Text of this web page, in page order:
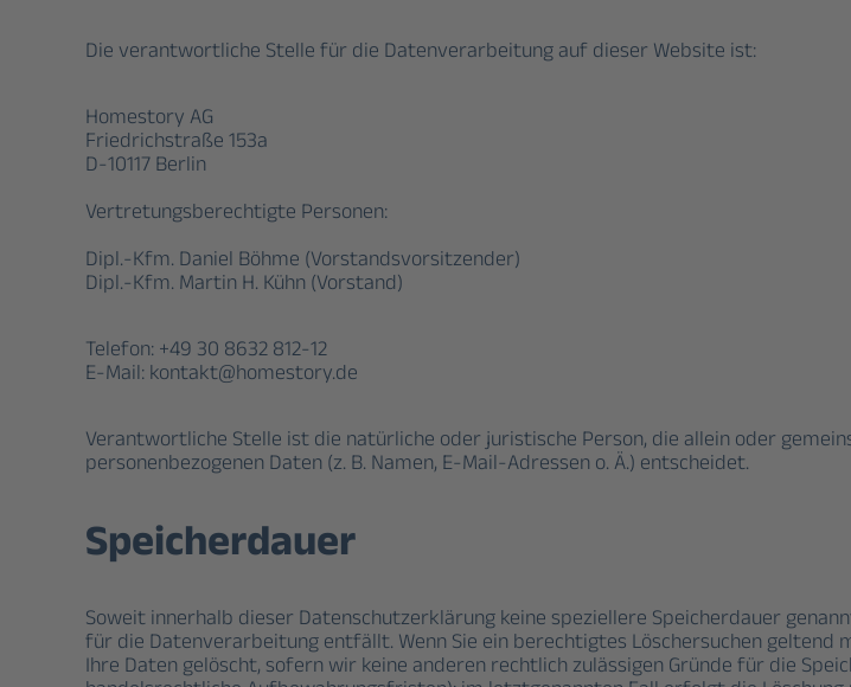
Die verantwortliche Stelle für die Datenverarbeitung auf dieser Website ist:
Homestory AG
Friedrichstraße 153a
D-10117 Berlin
Vertretungsberechtigte Personen:
Dipl.-Kfm. Daniel Böhme (Vorstandsvorsitzender)
Dipl.-Kfm. Martin H. Kühn (Vorstand)
Telefon: +49 30 8632 812-12
E-Mail: kontakt@homestory.de
Verantwortliche Stelle ist die natürliche oder juristische Person, die allein oder
personenbezogenen Daten (z. B. Namen, E-Mail-Adressen o. Ä.) entscheidet.
Speicherdauer
Soweit innerhalb dieser Datenschutzerklärung keine speziellere Speicherdauer
für die Datenverarbeitung entfällt. Wenn Sie ein berechtigtes Löschersuchen
Ihre Daten gelöscht, sofern wir keine anderen rechtlich zulässigen Gründe für die